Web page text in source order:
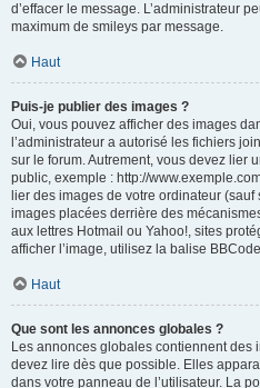
d’effacer le message. L’administrateur
maximum de smileys par message.
Haut
Puis-je publier des images ?
Oui, vous pouvez afficher des images
l’administrateur a autorisé les fichiers
sur le forum. Autrement, vous devez lier
public, exemple : http://
lier des images de votre ordinateur
images placées derrière des
aux lettres Hotmail ou Yahoo!, sites
afficher l’image, utilisez la balise
Haut
Que sont les annonces globales ?
Les annonces globales contiennent des
devez lire dès que possible. Elles
dans votre panneau de l’utilisateur. La